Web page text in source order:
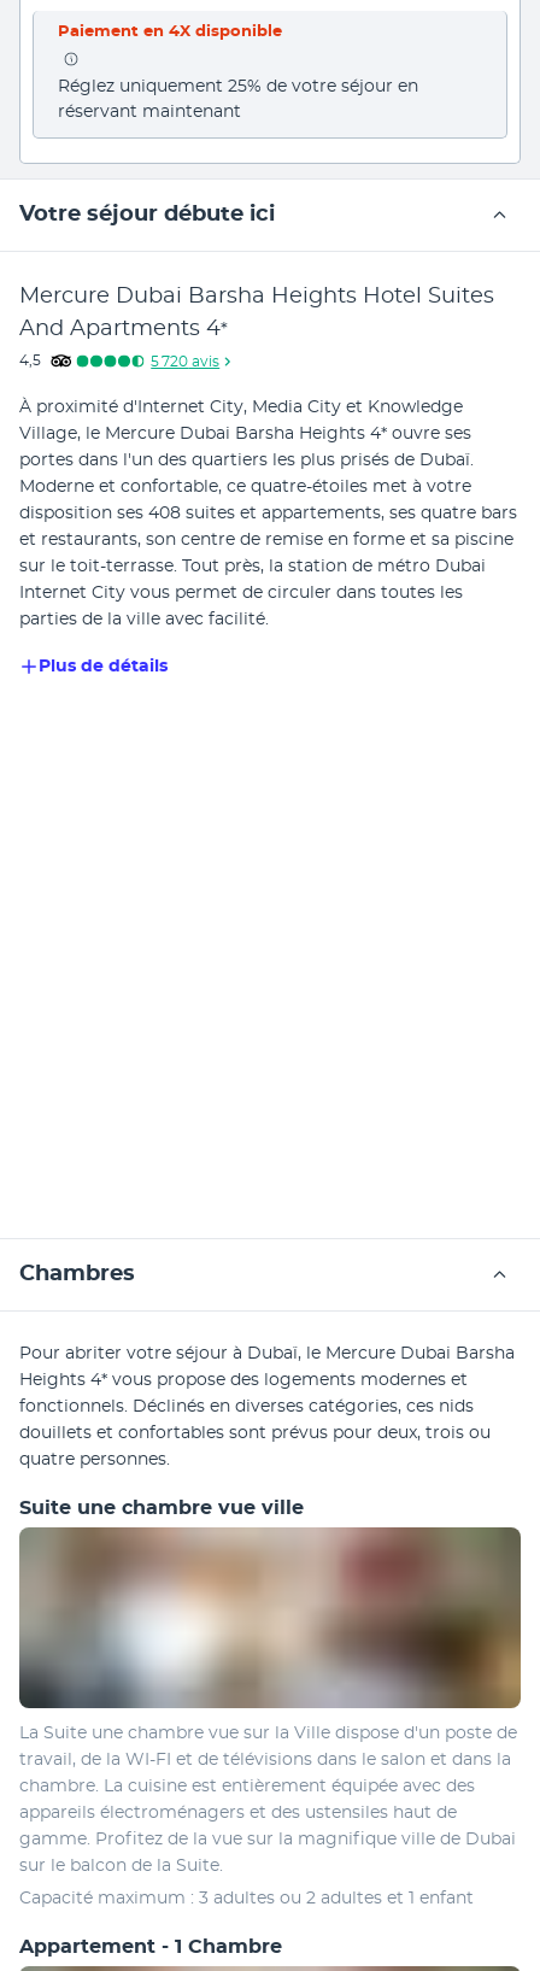
Paiement en 4X disponible
Réglez uniquement 25% de votre séjour en
réservant maintenant
Votre séjour débute ici
Mercure Dubai Barsha Heights Hotel Suites
And Apartments 4*
4,5 5 720 avis
À proximité d'Internet City, Media City et Knowledge
Village, le Mercure Dubai Barsha Heights 4* ouvre ses
portes dans l'un des quartiers les plus prisés de Dubaï.
Moderne et confortable, ce quatre-étoiles met à votre
disposition ses 408 suites et appartements, ses quatre bars
et restaurants, son centre de remise en forme et sa piscine
sur le toit-terrasse. Tout près, la station de métro Dubai
Internet City vous permet de circuler dans toutes les
parties de la ville avec facilité.
Plus de détails
Chambres
Pour abriter votre séjour à Dubaï, le Mercure Dubai Barsha
Heights 4* vous propose des logements modernes et
fonctionnels. Déclinés en diverses catégories, ces nids
douillets et confortables sont prévus pour deux, trois ou
quatre personnes.
Suite une chambre vue ville
La Suite une chambre vue sur la Ville dispose d'un poste de
travail, de la WI-FI et de télévisions dans le salon et dans la
chambre. La cuisine est entièrement équipée avec des
appareils électroménagers et des ustensiles haut de
gamme. Profitez de la vue sur la magnifique ville de Dubai
sur le balcon de la Suite.
Capacité maximum : 3 adultes ou 2 adultes et 1 enfant
Appartement - 1 Chambre